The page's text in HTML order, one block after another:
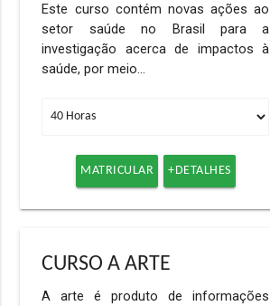
Este curso contém novas ações ao
setor saúde no Brasil para a
investigação acerca de impactos à
saúde, por meio…
MATRICULAR +DETALHES
CURSO A ARTE
A arte é produto de informações